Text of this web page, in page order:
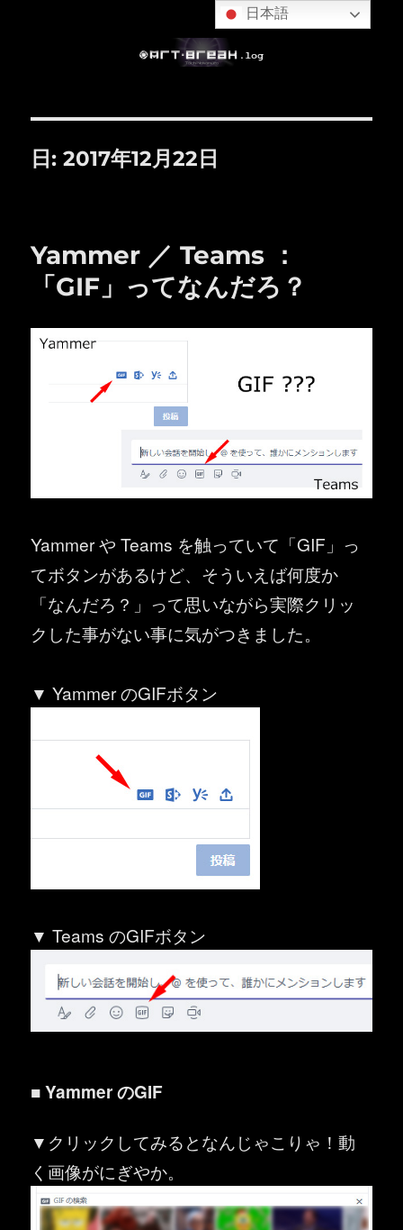
日:2017年12月22日
Yammer ／ Teams ：
「GIF」ってなんだろ？
Yammer や Teams を触っていて「GIF」っ
てボタンがあるけど、そういえば何度か
「なんだろ？」って思いながら実際クリッ
クした事がない事に気がつきました。
▼ Yammer のGIFボタン
▼ Teams のGIFボタン
■ Yammer のGIF
▼クリックしてみるとなんじゃこりゃ！動
く画像がにぎやか。
日本語